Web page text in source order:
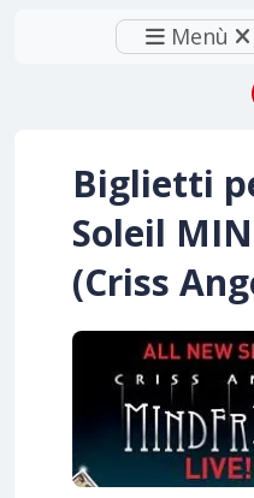
Menù
Biglietti
Soleil
(Criss